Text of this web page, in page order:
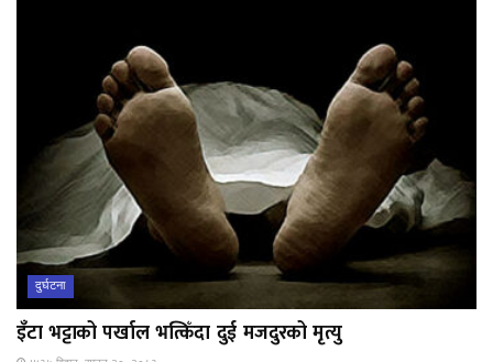
दुर्घटना
इँटा भट्टाको पर्खाल भत्किँदा दुई मजदुरको मृत्यु